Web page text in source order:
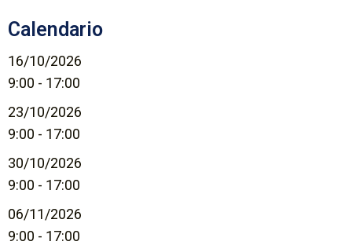
Calendario
16/10/2026
9:00 - 17:00
23/10/2026
9:00 - 17:00
30/10/2026
9:00 - 17:00
06/11/2026
9:00 - 17:00